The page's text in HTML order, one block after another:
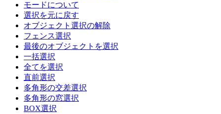
モードについて
選択を元に戻す
オブジェクト選択の解除
フェンス選択
最後のオブジェクトを選択
一括選択
全てを選択
直前選択
多角形の交差選択
多角形の窓選択
BOX選択